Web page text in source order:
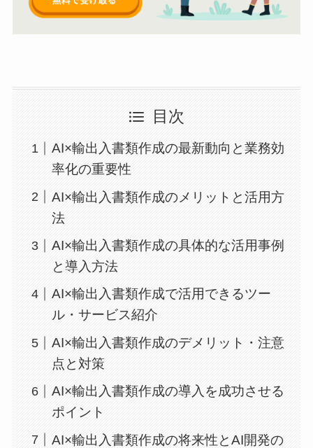
目次
AI×輸出入書類作成の最新動向と業務効
率化の重要性
AI×輸出入書類作成のメリットと活用方
法
AI×輸出入書類作成の具体的な活用事例
と導入方法
AI×輸出入書類作成で活用できるツー
ル・サービス紹介
AI×輸出入書類作成のデメリット・注意
点と対策
AI×輸出入書類作成の導入を成功させる
ポイント
AI×輸出入書類作成の将来性とAI開発の